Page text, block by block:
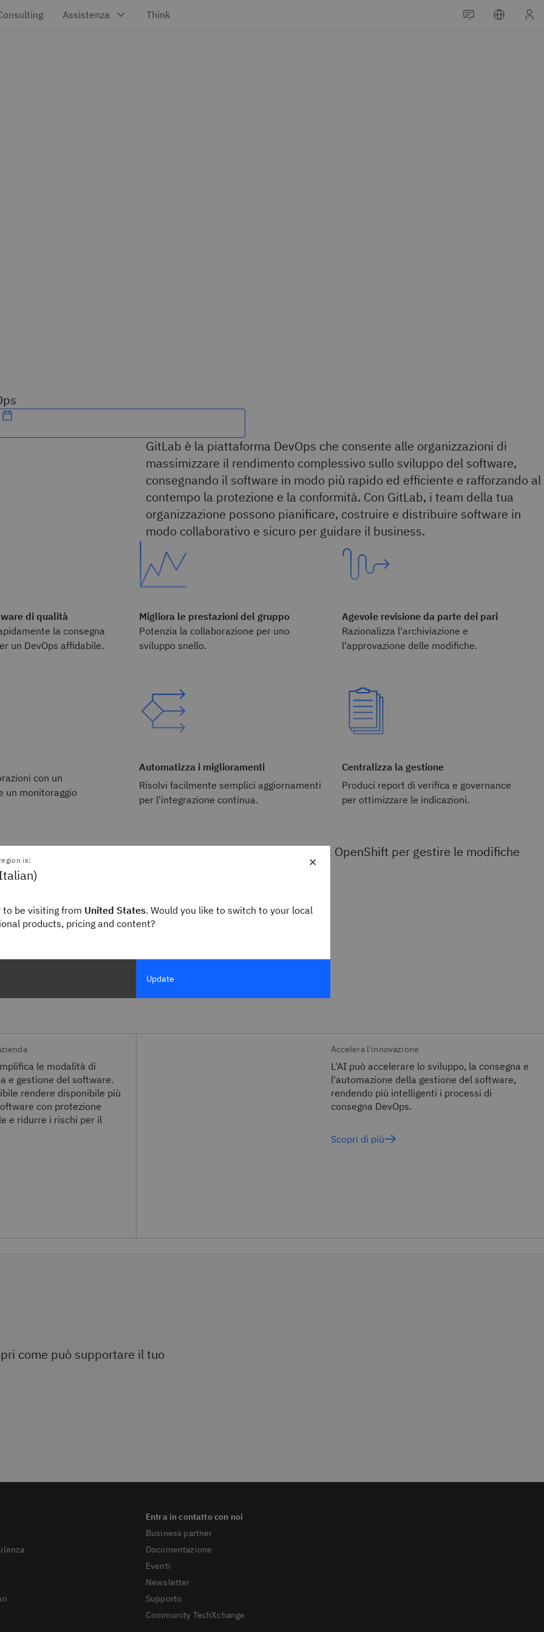
GitLab è la piattaforma DevOps che consente alle organizzazioni di
massimizzare il rendimento complessivo sullo sviluppo del software,
consegnando il software in modo più rapido ed efficiente e rafforzando al
contempo la protezione e la conformità. Con GitLab, i team della tua
organizzazione possono pianificare, costruire e distribuire software in
modo collaborativo e sicuro per guidare il business.
di qualità
la consegna
un DevOps affidabile.
Migliora le prestazioni del gruppo
Potenzia la collaborazione per uno
sviluppo snello.
Agevole revisione da parte dei pari
Razionalizza l'archiviazione e
l'approvazione delle modifiche.
con un
un monitoraggio
Automatizza i miglioramenti
Risolvi facilmente semplici aggiornamenti
per l'integrazione continua.
Centralizza la gestione
Produci report di verifica e governance
per ottimizzare le indicazioni.
Utilizza IBM® Cloud Pak e Red Hat OpenShift per gestire le modifiche
e insight DevOps
e riduci i rischi
Riduci i colli di bottiglia
Adotta una pipeline DevOps standard con
le modalità di
e gestione del software.
rendere disponibile più
con protezione
e ridurre i rischi per il
Accelera l'innovazione
L'AI può accelerare lo sviluppo, la consegna e
l'automazione della gestione del software,
rendendo più intelligenti i processi di
consegna DevOps.
Scopri di più
come può supportare il tuo
Business partner
Documentazione
Eventi
Newsletter
Supporto
Community TechXchange
×
is:
to be visiting from United States. Would you like to switch to your local
products, pricing and content?
Update